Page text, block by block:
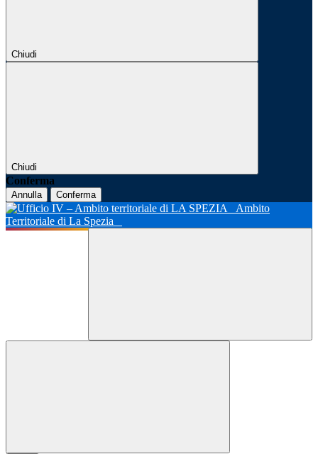
Chiudi
Chiudi
Conferma
Annulla Conferma
Ambito
Territoriale di La Spezia